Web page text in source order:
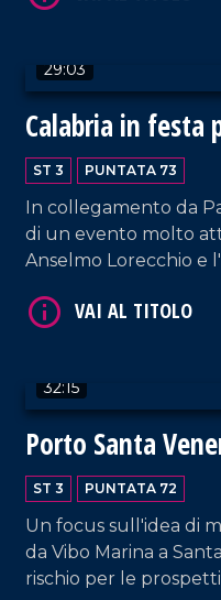
29:03
Calabria in festa
ST 3 PUNTATA 73
In collegamento da
di un evento molto
Anselmo Lorecchio e
Antonio Tajani.
32:15
Porto Santa
ST 3 PUNTATA 72
Un focus sull'idea di
da Vibo Marina a
rischio per le
VAI AL TITOLO
VAI AL TITOLO